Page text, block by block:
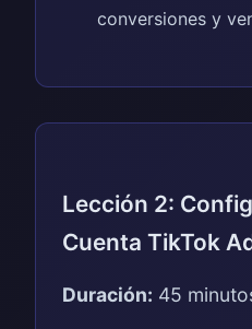
conversiones y
Lección 2:
Cuenta TikTok
Duración: 45